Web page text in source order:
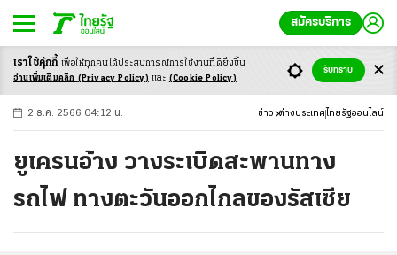
สมัครบริการ
-ก ก ก+
2 ธ.ค. 2566 04:12 น. ข่าว ต่างประเทศ ไทยรัฐออนไลน์
ยูเครนอ้าง วางระเบิดสะพานทาง
รถไฟ ทางตะวันออกไกลของรัสเซีย
เราใช้คุ้กกี้ เพื่อให้ทุกคนได้ประสบการณ์การใช้งานที่ดียิ่งขึ้น
อ่านเพิ่มเติมคลิก (Privacy Policy) และ (Cookie Policy)
รับทราบ